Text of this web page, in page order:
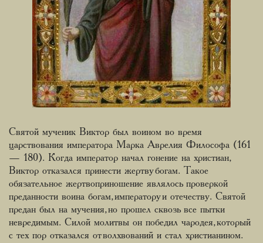
Святой мученик Виктор был воином во время
царствования императора Марка Аврелия Философа (161
— 180). Когда император начал гонение на христиан,
Виктор отказался принести жертву богам. Такое
обязательное жертвоприношение являлось проверкой
преданности воина богам, императору и отечеству. Святой
предан был на мучения, но прошел сквозь все пытки
невредимым. Силой молитвы он победил чародея, который
с тех пор отказался от волхвований и стал христианином.